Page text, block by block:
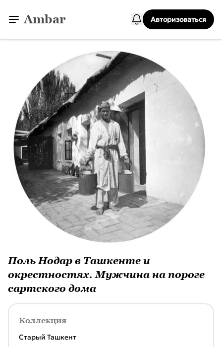
Ambar Авторизоваться
Поль Нодар в Ташкенте и
окрестностях. Мужчина на пороге
сартского дома
Коллекция
Старый Ташкент